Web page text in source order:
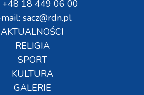
+48 18 449 06 00
sacz@rdn.pl
AKTUALNOŚCI
RELIGIA
SPORT
KULTURA
GALERIE